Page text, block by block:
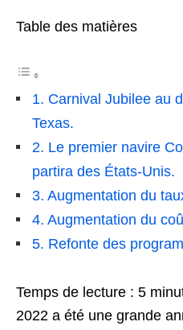
Table des matières
1. Carnival Jubilee au
Texas.
2. Le premier navire
partira des États-Unis.
3. Augmentation du
4. Augmentation du
5. Refonte des
Temps de lecture : 5
2022 a été une grande